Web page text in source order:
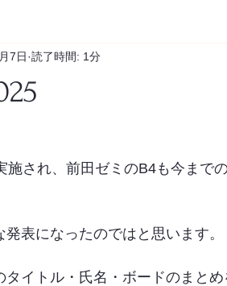
7日 読了時間: 1分
施され、前田ゼミのB4も今まで
表になったのではと思います。
イトル・氏名・ボードのまと